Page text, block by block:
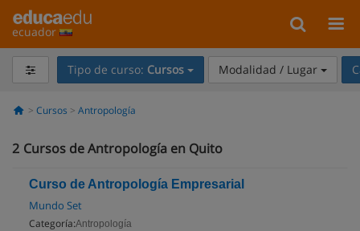
ecuador
Tipo de curso: Cursos Modalidad / Lugar
Cursos Antropología
2 Cursos de Antropología en Quito
Curso de Antropología Empresarial
Mundo Set
Categoría:Antropología